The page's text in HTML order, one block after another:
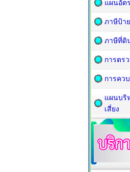
แผนอัต
ภาษีป้าย
ภาษีที่ดิ
การตร
การคว
แผนบริ
เสี่ยง